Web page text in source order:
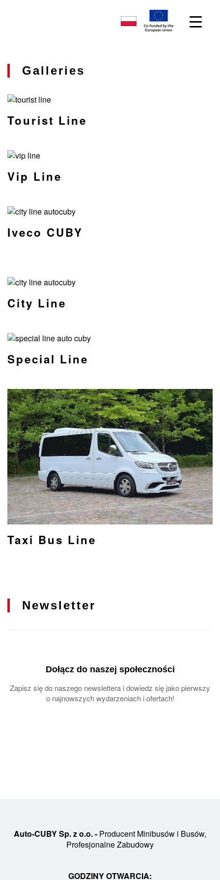
Galleries
Tourist Line
Vip Line
Iveco CUBY
City Line
Special Line
Taxi Bus Line
Newsletter
Dołącz do naszej społeczności
Zapisz się do naszego newslettera i dowiedz się jako pierwszy
o najnowszych wydarzeniach i ofertach!
Auto-CUBY Sp. z o.o. - Producent Minibusów i Busów,
Profesjonalne Zabudowy
GODZINY OTWARCIA: